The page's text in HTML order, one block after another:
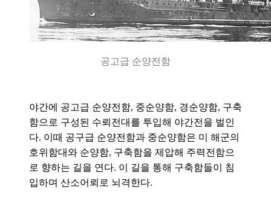
공고급 순양전 함
야간에 공고급 순양전함, 중순양함, 경순양함, 구축
함으로 구성된 수뢰전대를 투입해 야간전을 벌인
다. 이때 공구급 순양전함과 중순양함은 미 해군의
호위함대와 순양함, 구축함을 제압해 주력전함으
로 향하는 길을 연다. 이 길을 통해 구축함들이 침
입하며 산소어뢰로 뇌격한다.